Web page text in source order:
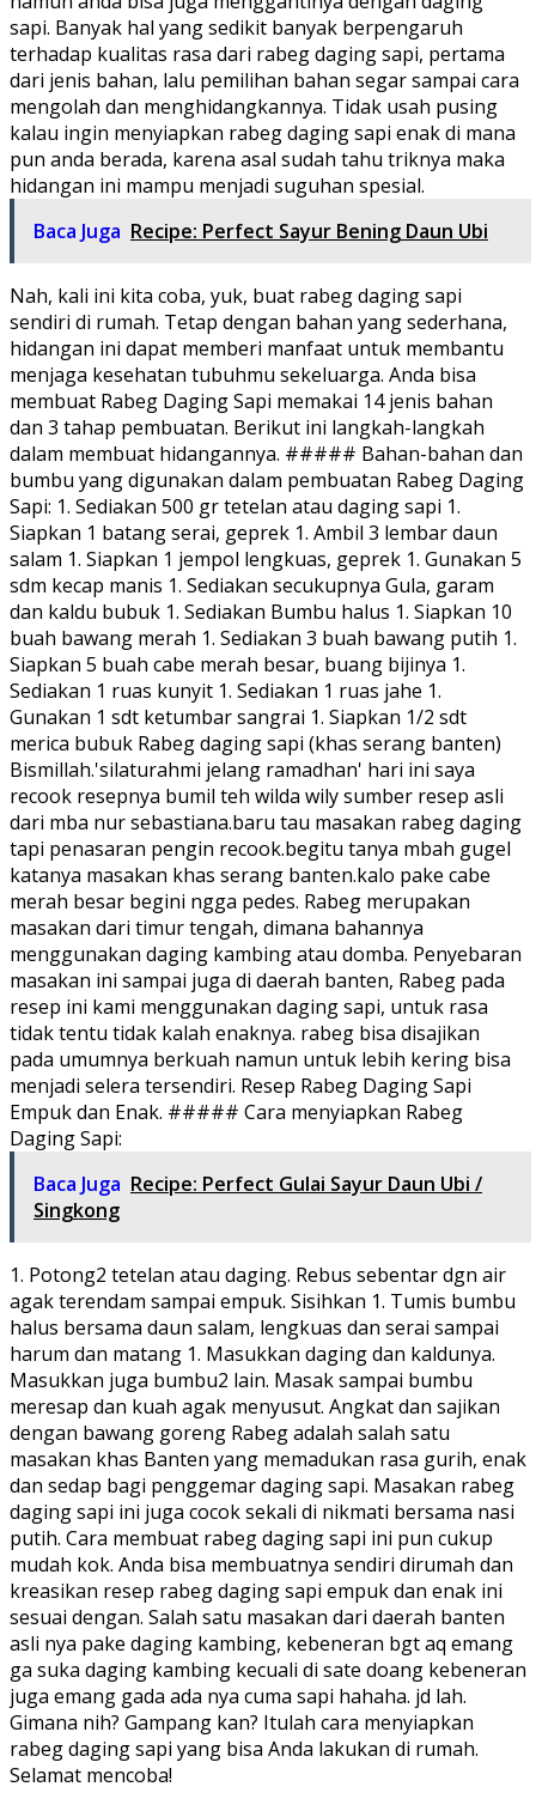
sapi. Banyak hal yang sedikit banyak berpengaruh
terhadap kualitas rasa dari rabeg daging sapi, pertama
dari jenis bahan, lalu pemilihan bahan segar sampai cara
mengolah dan menghidangkannya. Tidak usah pusing
kalau ingin menyiapkan rabeg daging sapi enak di mana
pun anda berada, karena asal sudah tahu triknya maka
hidangan ini mampu menjadi suguhan spesial.
Baca Juga Recipe: Perfect Sayur Bening Daun Ubi
Nah, kali ini kita coba, yuk, buat rabeg daging sapi
sendiri di rumah. Tetap dengan bahan yang sederhana,
hidangan ini dapat memberi manfaat untuk membantu
menjaga kesehatan tubuhmu sekeluarga. Anda bisa
membuat Rabeg Daging Sapi memakai 14 jenis bahan
dan 3 tahap pembuatan. Berikut ini langkah-langkah
dalam membuat hidangannya. ##### Bahan-bahan dan
bumbu yang digunakan dalam pembuatan Rabeg Daging
Sapi: 1. Sediakan 500 gr tetelan atau daging sapi 1.
Siapkan 1 batang serai, geprek 1. Ambil 3 lembar daun
salam 1. Siapkan 1 jempol lengkuas, geprek 1. Gunakan 5
sdm kecap manis 1. Sediakan secukupnya Gula, garam
dan kaldu bubuk 1. Sediakan Bumbu halus 1. Siapkan 10
buah bawang merah 1. Sediakan 3 buah bawang putih 1.
Siapkan 5 buah cabe merah besar, buang bijinya 1.
Sediakan 1 ruas kunyit 1. Sediakan 1 ruas jahe 1.
Gunakan 1 sdt ketumbar sangrai 1. Siapkan 1/2 sdt
merica bubuk Rabeg daging sapi (khas serang banten)
Bismillah.'silaturahmi jelang ramadhan' hari ini saya
recook resepnya bumil teh wilda wily sumber resep asli
dari mba nur sebastiana.baru tau masakan rabeg daging
tapi penasaran pengin recook.begitu tanya mbah gugel
katanya masakan khas serang banten.kalo pake cabe
merah besar begini ngga pedes. Rabeg merupakan
masakan dari timur tengah, dimana bahannya
menggunakan daging kambing atau domba. Penyebaran
masakan ini sampai juga di daerah banten, Rabeg pada
resep ini kami menggunakan daging sapi, untuk rasa
tidak tentu tidak kalah enaknya. rabeg bisa disajikan
pada umumnya berkuah namun untuk lebih kering bisa
menjadi selera tersendiri. Resep Rabeg Daging Sapi
Empuk dan Enak. ##### Cara menyiapkan Rabeg
Daging Sapi:
Baca Juga Recipe: Perfect Gulai Sayur Daun Ubi /
Singkong
1. Potong2 tetelan atau daging. Rebus sebentar dgn air
agak terendam sampai empuk. Sisihkan 1. Tumis bumbu
halus bersama daun salam, lengkuas dan serai sampai
harum dan matang 1. Masukkan daging dan kaldunya.
Masukkan juga bumbu2 lain. Masak sampai bumbu
meresap dan kuah agak menyusut. Angkat dan sajikan
dengan bawang goreng Rabeg adalah salah satu
masakan khas Banten yang memadukan rasa gurih, enak
dan sedap bagi penggemar daging sapi. Masakan rabeg
daging sapi ini juga cocok sekali di nikmati bersama nasi
putih. Cara membuat rabeg daging sapi ini pun cukup
mudah kok. Anda bisa membuatnya sendiri dirumah dan
kreasikan resep rabeg daging sapi empuk dan enak ini
sesuai dengan. Salah satu masakan dari daerah banten
asli nya pake daging kambing, kebeneran bgt aq emang
ga suka daging kambing kecuali di sate doang kebeneran
juga emang gada ada nya cuma sapi hahaha. jd lah.
Gimana nih? Gampang kan? Itulah cara menyiapkan
rabeg daging sapi yang bisa Anda lakukan di rumah.
Selamat mencoba!